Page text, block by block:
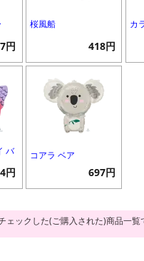
円
桜風船
418円
カ
バ
円
コアラ ベア
697円
ェックした(ご購入された)商品一覧